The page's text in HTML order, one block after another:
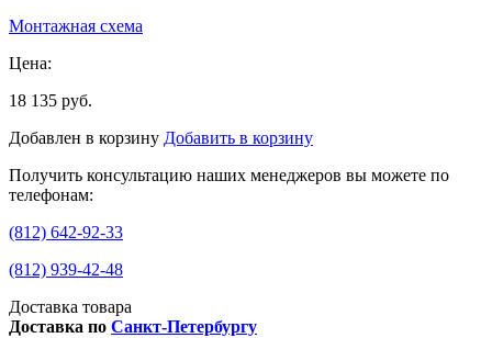
Монтажная схема
Цена:
18 135 руб.
Добавлен в корзину Добавить в корзину
Получить консультацию наших менеджеров вы можете по
телефонам:
(812) 642-92-33
(812) 939-42-48
Доставка товара
Доставка по Санкт-Петербургу